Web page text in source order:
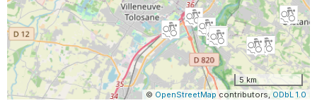
5 km
© OpenStreetMapcontributors, ODbL 1.0